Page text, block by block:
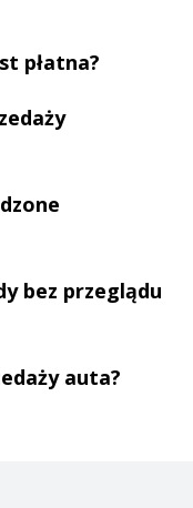
płatna?
bez przeglądu
auta?